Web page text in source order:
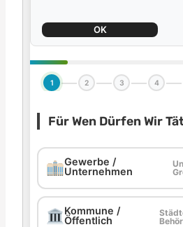
OK
1 2 3 4
Für Wen Dürfen Wir
Gewerbe /
Unternehmen
Kommune /
Öffentlich